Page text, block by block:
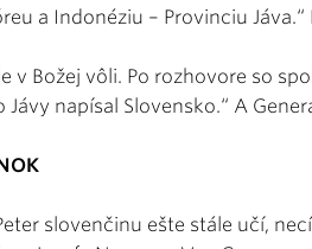
a Indonéziu – Provinciu Jáva.“
v Božej vôli. Po rozhovore so
Jávy napísal Slovensko.“ A
slovenčinu ešte stále učí,